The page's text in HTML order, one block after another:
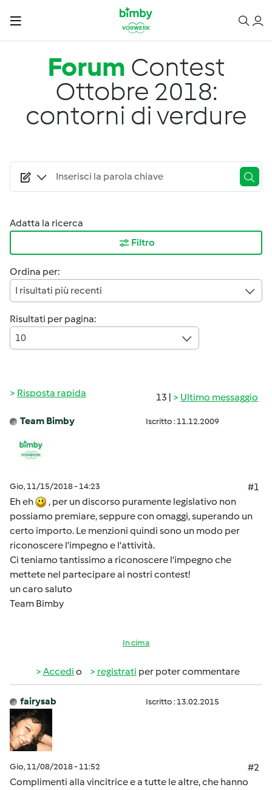
Salta al contenuto principale
Forum Contest
Ottobre 2018:
contorni di verdure
Adatta la ricerca
Filtro
Ordina per:
I risultati più recenti
Risultati per pagina:
10
13 | Ultimo messaggio
Risposta rapida
Team Bimby Iscritto : 11.12.2009
Gio, 11/15/2018 - 14:23
#1
Eh eh
, per un discorso puramente legislativo non
possiamo premiare, seppure con omaggi, superando un
certo importo. Le menzioni quindi sono un modo per
riconoscere l'impegno e l'attività.
Ci teniamo tantissimo a riconoscere l'impegno che
mettete nel partecipare ai nostri contest!
un caro saluto
Team Bimby
In cima
Accedi o registrati per poter commentare
fairysab Iscritto : 13.02.2015
Gio, 11/08/2018 - 11:52
#2
Complimenti alla vincitrice e a tutte le altre, che hanno